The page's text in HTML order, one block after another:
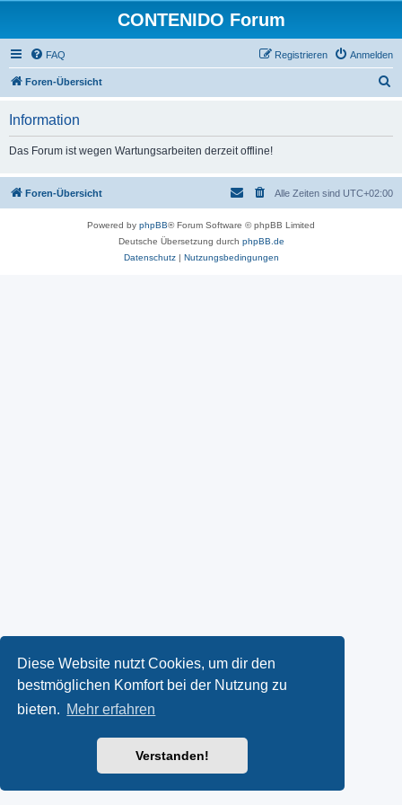
Diese Website nutzt Cookies, um dir den
bestmöglichen Komfort bei der Nutzung zu
bieten. Mehr erfahren
Verstanden!
CONTENIDO Forum
FAQ Anmelden
Registrieren
Foren-Übersicht
Information
Das Forum ist wegen Wartungsarbeiten derzeit offline!
Foren-Übersicht Alle Zeiten sind UTC+02:00
Powered by phpBB® Forum Software © phpBB Limited
Deutsche Übersetzung durch phpBB.de
Datenschutz| Nutzungsbedingungen